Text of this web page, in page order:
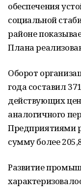
обеспечения
социальной
районе
Плана
Оборот
года составил
действующих
аналогичного
Предприятиями
сумму более
Развитие